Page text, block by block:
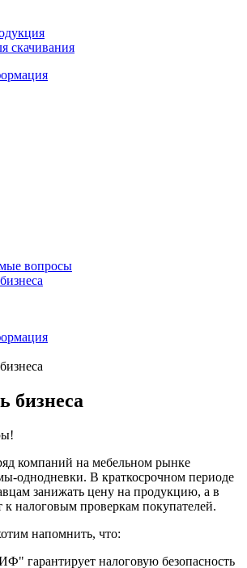
скачивания
вопросы
бизнеса
компаний на мебельном рынке
однодневки. В краткосрочном периоде
занижать цену на продукцию, а в
к налоговым проверкам покупателей.
напомнить, что:
гарантирует налоговую безопасность